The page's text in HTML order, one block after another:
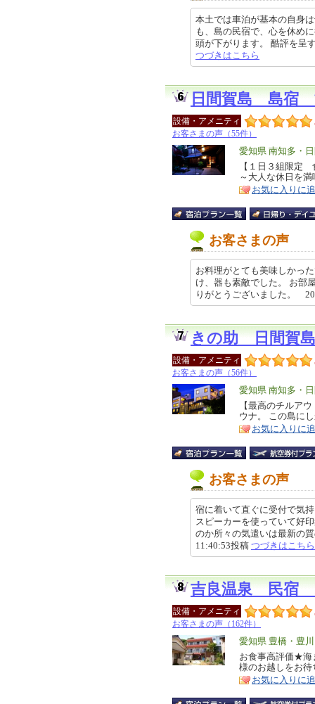
本土では車泊が基本の自身
も、島の民宿で、心を休め
頭が下がります。 酷評を呈
つづきはこちら
日間賀島 島宿
設備・アメニティ
お客さまの声（55件）
エ
リ
ア
愛知県 南知多・
特
徴
【１日３組限
～大人な休日を満
お気に入りに
お客さまの声
お料理がとても美味しかっ
け、器も素敵でした。 お部
りがとうございました。
きの助 日間賀島
設備・アメニティ
お客さまの声（56件）
エ
リ
ア
愛知県 南知多・
特
徴
【最高のチルア
ウナ。 この島に
お気に入りに
お客さまの声
宿に着いて直ぐに受付で気
スピーカーを使っていて好
のか所々の気遣いは最新の
11:40:53投稿 つづきはこちら
吉良温泉 民宿
設備・アメニティ
お客さまの声（162件）
エ
リ
ア
愛知県 豊橋・豊
特
徴
お食事高評価★海
様のお越しをお
お気に入りに